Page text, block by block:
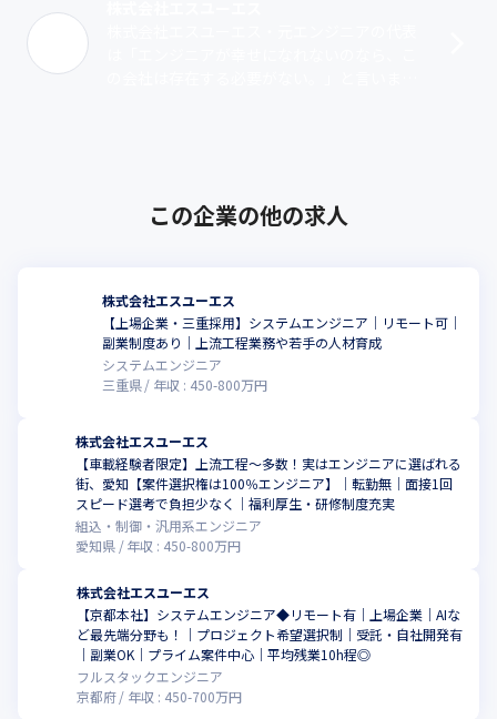
この企業の他の求人
株式会社エスユーエス
【上場企業・三重採用】システムエンジニア│リモート可│
副業制度あり│上流工程業務や若手の人材育成
システムエンジニア
三重県
年収 : 450-800万円
株式会社エスユーエス
【車載経験者限定】上流工程～多数！実はエンジニアに選ばれる
街、愛知【案件選択権は100％エンジニア】│転勤無│面接1回
スピード選考で負担少なく│福利厚生・研修制度充実
組込・制御・汎用系エンジニア
愛知県
年収 : 450-800万円
株式会社エスユーエス
【京都本社】システムエンジニア◆リモート有｜上場企業｜AIな
ど最先端分野も！｜プロジェクト希望選択制｜受託・自社開発有
｜副業OK｜プライム案件中心｜平均残業10h程◎
フルスタックエンジニア
京都府
年収 : 450-700万円